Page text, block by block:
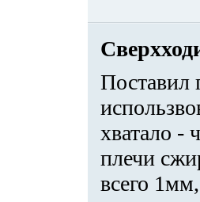
Поставил
хватало -
плечи
всего